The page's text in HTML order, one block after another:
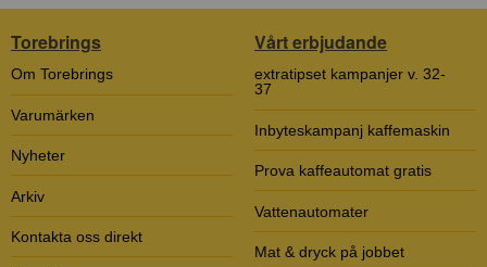
Torebrings
Om Torebrings
Varumärken
Nyheter
Arkiv
Kontakta oss direkt
Vårt erbjudande
extratipset kampanjer v. 32-
37
Inbyteskampanj kaffemaskin
Prova kaffeautomat gratis
Vattenautomater
Mat & dryck på jobbet